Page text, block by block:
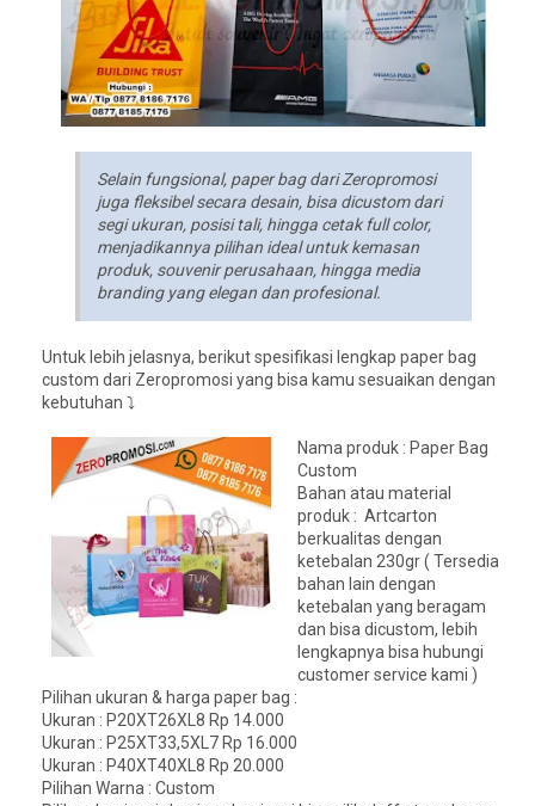
Selain fungsional, paper bag dari Zeropromosi
juga fleksibel secara desain, bisa dicustom dari
segi ukuran, posisi tali, hingga cetak full color,
menjadikannya pilihan ideal untuk kemasan
produk, souvenir perusahaan, hingga media
branding yang elegan dan profesional.
Untuk lebih jelasnya, berikut spesifikasi lengkap paper bag
custom dari Zeropromosi yang bisa kamu sesuaikan dengan
kebutuhan ⤵️
Nama produk : Paper Bag
Custom
Bahan atau material
produk : Artcarton
berkualitas dengan
ketebalan 230gr ( Tersedia
bahan lain dengan
ketebalan yang beragam
dan bisa dicustom, lebih
lengkapnya bisa hubungi
customer service kami )
Pilihan ukuran & harga paper bag :
Ukuran : P20XT26XL8 Rp 14.000
Ukuran : P25XT33,5XL7 Rp 16.000
Ukuran : P40XT40XL8 Rp 20.000
Pilihan Warna : Custom